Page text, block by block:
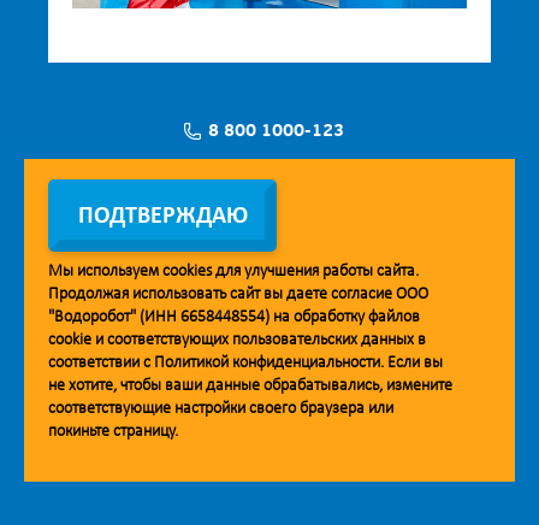
8 800 1000-123
Заявка на установку
Мобильное приложение Vodorobot
ПОДТВЕРЖДАЮ
Мы используем cookiesдля улучшения работы сайта.
Продолжая использовать сайт вы даете согласие ООО
"Водоробот" (ИНН 6658448554) на обработку файлов
cookie и соответствующих пользовательских данных в
соответствии с Политикой конфиденциальности. Если вы
не хотите, чтобы ваши данные обрабатывались, измените
соответствующие настройки своего браузера или
покиньте страницу.